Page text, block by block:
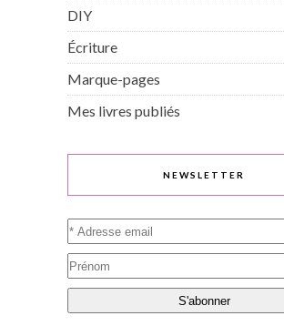
DIY
Écriture
Marque-pages
Mes livres publiés
NEWSLETTER